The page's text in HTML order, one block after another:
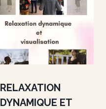
RELAXATION
DYNAMIQUE ET